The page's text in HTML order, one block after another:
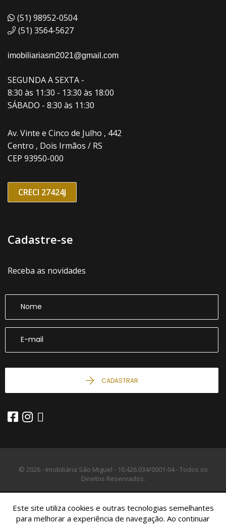
(51) 98952-0504
(51) 3564-5627
imobiliariasm2021@gmail.com
SEGUNDA A SEXTA -
8:30 às 11:30 - 13:30 às 18:00
SÁBADO - 8:30 às 11:30
Av. Vinte e Cinco de Julho , 442
Centro , Dois Irmãos / RS
CEP 93950-000
CRECI 27424J
Cadastre-se
Receba as novidades
CADASTRAR
© 2026 - Imobiliária São Miguel - 10.426.034/0001-04 -Todos os
Direitos Reservados.
Este site utiliza cookies e outras tecnologias semelhantes
para melhorar a experiência de navegação. Ao continuar